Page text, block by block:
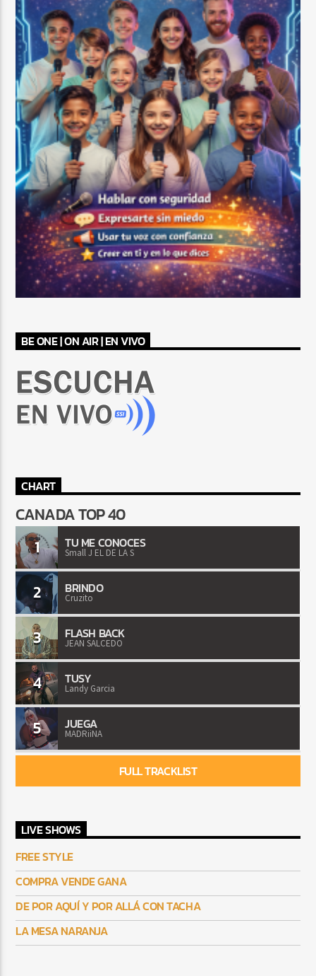
BE ONE | ON AIR | EN VIVO
CHART
CANADA TOP 40
1 TU ME CONOCES
Small J EL DE LA S
2 BRINDO
Cruzito
3 FLASH BACK
JEAN SALCEDO
4 TUSY
Landy Garcia
5 JUEGA
MADRiiNA
FULL TRACKLIST
LIVE SHOWS
FREE STYLE
COMPRA VENDE GANA
DE POR AQUÍ Y POR ALLÁ CON TACHA
LA MESA NARANJA